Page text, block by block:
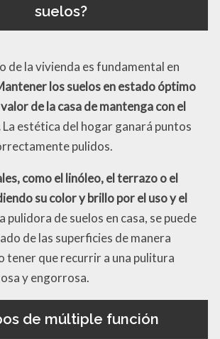
suelos?
de la vivienda es fundamental en
los suelos en estado óptimo
de la casa de mantenga con el
La estética del hogar ganará puntos
pulidos.
como el linóleo, el terrazo o el
su color y brillo por el uso y el
pulidora de suelos en casa, se puede
de las superficies de manera
tener que recurrir a una pulitura
y engorrosa.
de múltiple función